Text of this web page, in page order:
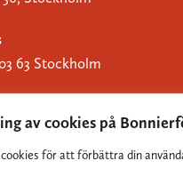
av cookies på
för att förbättra din
63 Stockholm
Om Bonnierförlagen